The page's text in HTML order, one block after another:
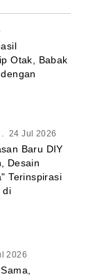
Otak, Babak
. 24 Jul 2026
Baru DIY
Desain
Terinspirasi
di
2026